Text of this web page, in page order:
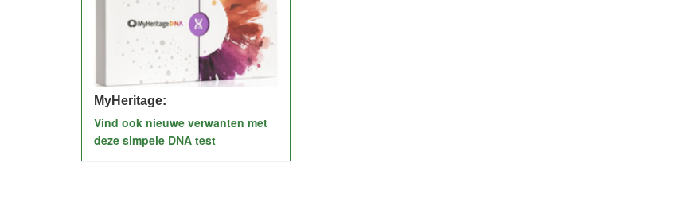
MyHeritage:
Vind ook nieuwe verwanten met
deze simpele DNA test